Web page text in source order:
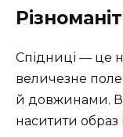
Спідниці — це
величезне
й довжинами.
наситити образ